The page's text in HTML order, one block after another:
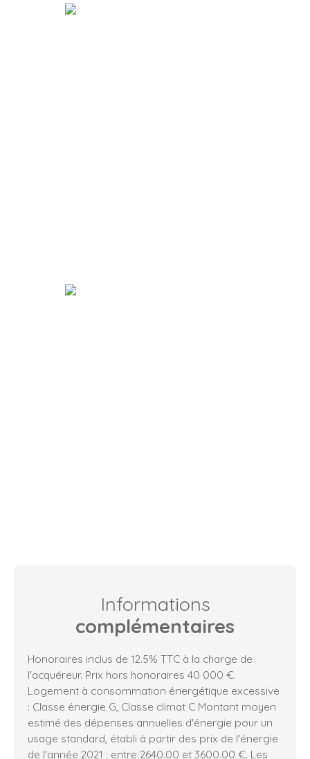
Informations
complémentaires
Honoraires inclus de 12.5% TTC à la charge de
l'acquéreur. Prix hors honoraires 40 000 €.
Logement à consommation énergétique excessive
: Classe énergie G, Classe climat C Montant moyen
estimé des dépenses annuelles d'énergie pour un
usage standard, établi à partir des prix de l'énergie
de l'année 2021 : entre 2640.00 et 3600.00 €. Les